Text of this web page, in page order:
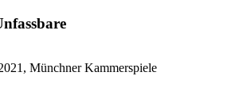
Münchner Kammerspiele